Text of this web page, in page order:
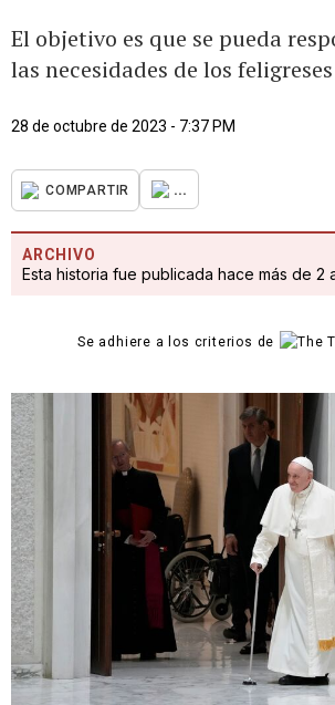
El objetivo es que se pueda
las necesidades de los feligreses
28 de octubre de 2023 - 7:37 PM
COMPARTIR ...
ARCHIVO
Esta historia fue publicada hace más de 2
Se adhiere a los criterios de